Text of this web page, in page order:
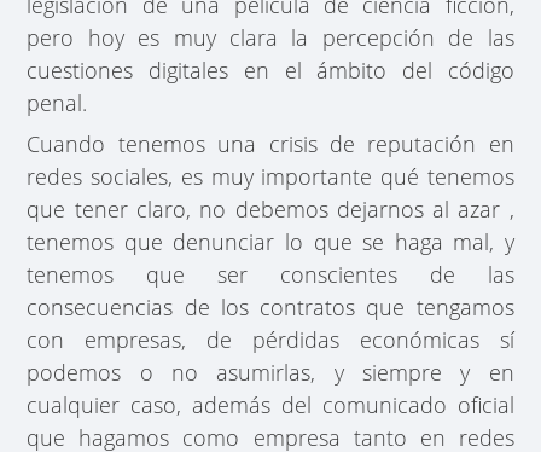
pero hoy es muy clara la percepción de las
cuestiones digitales en el ámbito del código
penal.
Cuando tenemos una crisis de reputación en
redes sociales, es muy importante qué tenemos
que tener claro, no debemos dejarnos al azar ,
tenemos que denunciar lo que se haga mal, y
tenemos que ser conscientes de las
consecuencias de los contratos que tengamos
con empresas, de pérdidas económicas sí
podemos o no asumirlas, y siempre y en
cualquier caso, además del comunicado oficial
que hagamos como empresa tanto en redes